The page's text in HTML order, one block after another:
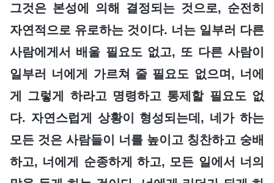
그것은 본성에 의해 결정되는 것으로, 순전히
자연적으로 유로하는 것이다. 너는 일부러 다른
사람에게서 배울 필요도 없고, 또 다른 사람이
일부러 너에게 가르쳐 줄 필요도 없으며, 너에
게 그렇게 하라고 명령하고 통제할 필요도 없
다. 자연스럽게 상황이 형성되는데, 네가 하는
모든 것은 사람들이 너를 높이고 칭찬하고 숭배
하고, 너에게 순종하게 하고, 모든 일에서 너의